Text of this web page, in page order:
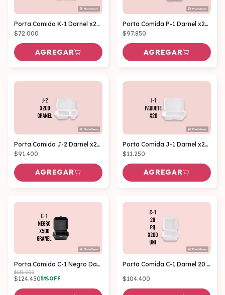
Porta Comida K-1 Darnel x200 Granel
$72.000
AGREGAR
Porta Comida P-1 Darnel x200 Granel
$97.850
AGREGAR
Porta Comida J-2 Darnel x200 Granel
$91.400
AGREGAR
Porta Comida J-1 Darnel x20 Uní.
$11.250
AGREGAR
Porta Comida C-1 Negro Darnel x500 Granel
$131.000
$124.4505%OFF
Porta Comida C-1 Darnel 20 Pq x200 Uni.
$104.400